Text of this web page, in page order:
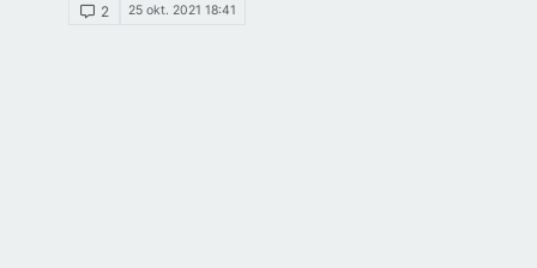
2 25 okt. 2021 18:41